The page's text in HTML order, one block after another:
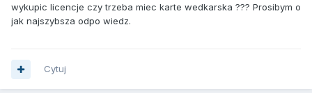
wykupic licencje czy trzeba miec karte wedkarska ??? Prosibym o
jak najszybsza odpo wiedz.
Cytuj